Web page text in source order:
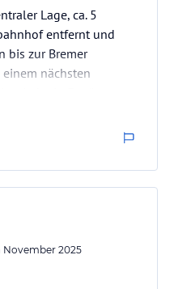
Lage, ca. 5
entfernt und
bis zur Bremer
nächsten
November 2025